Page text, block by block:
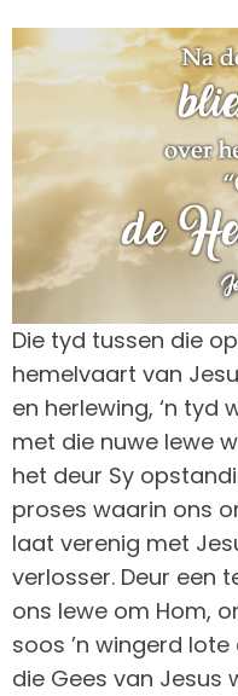
Die tyd tussen die
hemelvaart van
en herlewing, ‘n tyd
met die nuwe lewe
het deur Sy
proses waarin ons
laat verenig met
verlosser. Deur een
ons lewe om Hom,
soos ’n wingerd
die Gees van Jesus